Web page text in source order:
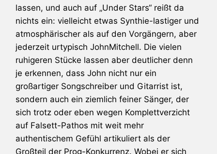
lassen, und auch auf „Under Stars“ reißt da
nichts ein: vielleicht etwas Synthie-lastiger und
atmosphärischer als auf den Vorgängern, aber
jederzeit urtypisch JohnMitchell. Die vielen
ruhigeren Stücke lassen aber deutlicher denn
je erkennen, dass John nicht nur ein
großartiger Songschreiber und Gitarrist ist,
sondern auch ein ziemlich feiner Sänger, der
sich trotz oder eben wegen Komplettverzicht
auf Falsett-Pathos mit weit mehr
authentischem Gefühl artikuliert als der
Großteil der Prog-Konkurrenz. Wobei er sich